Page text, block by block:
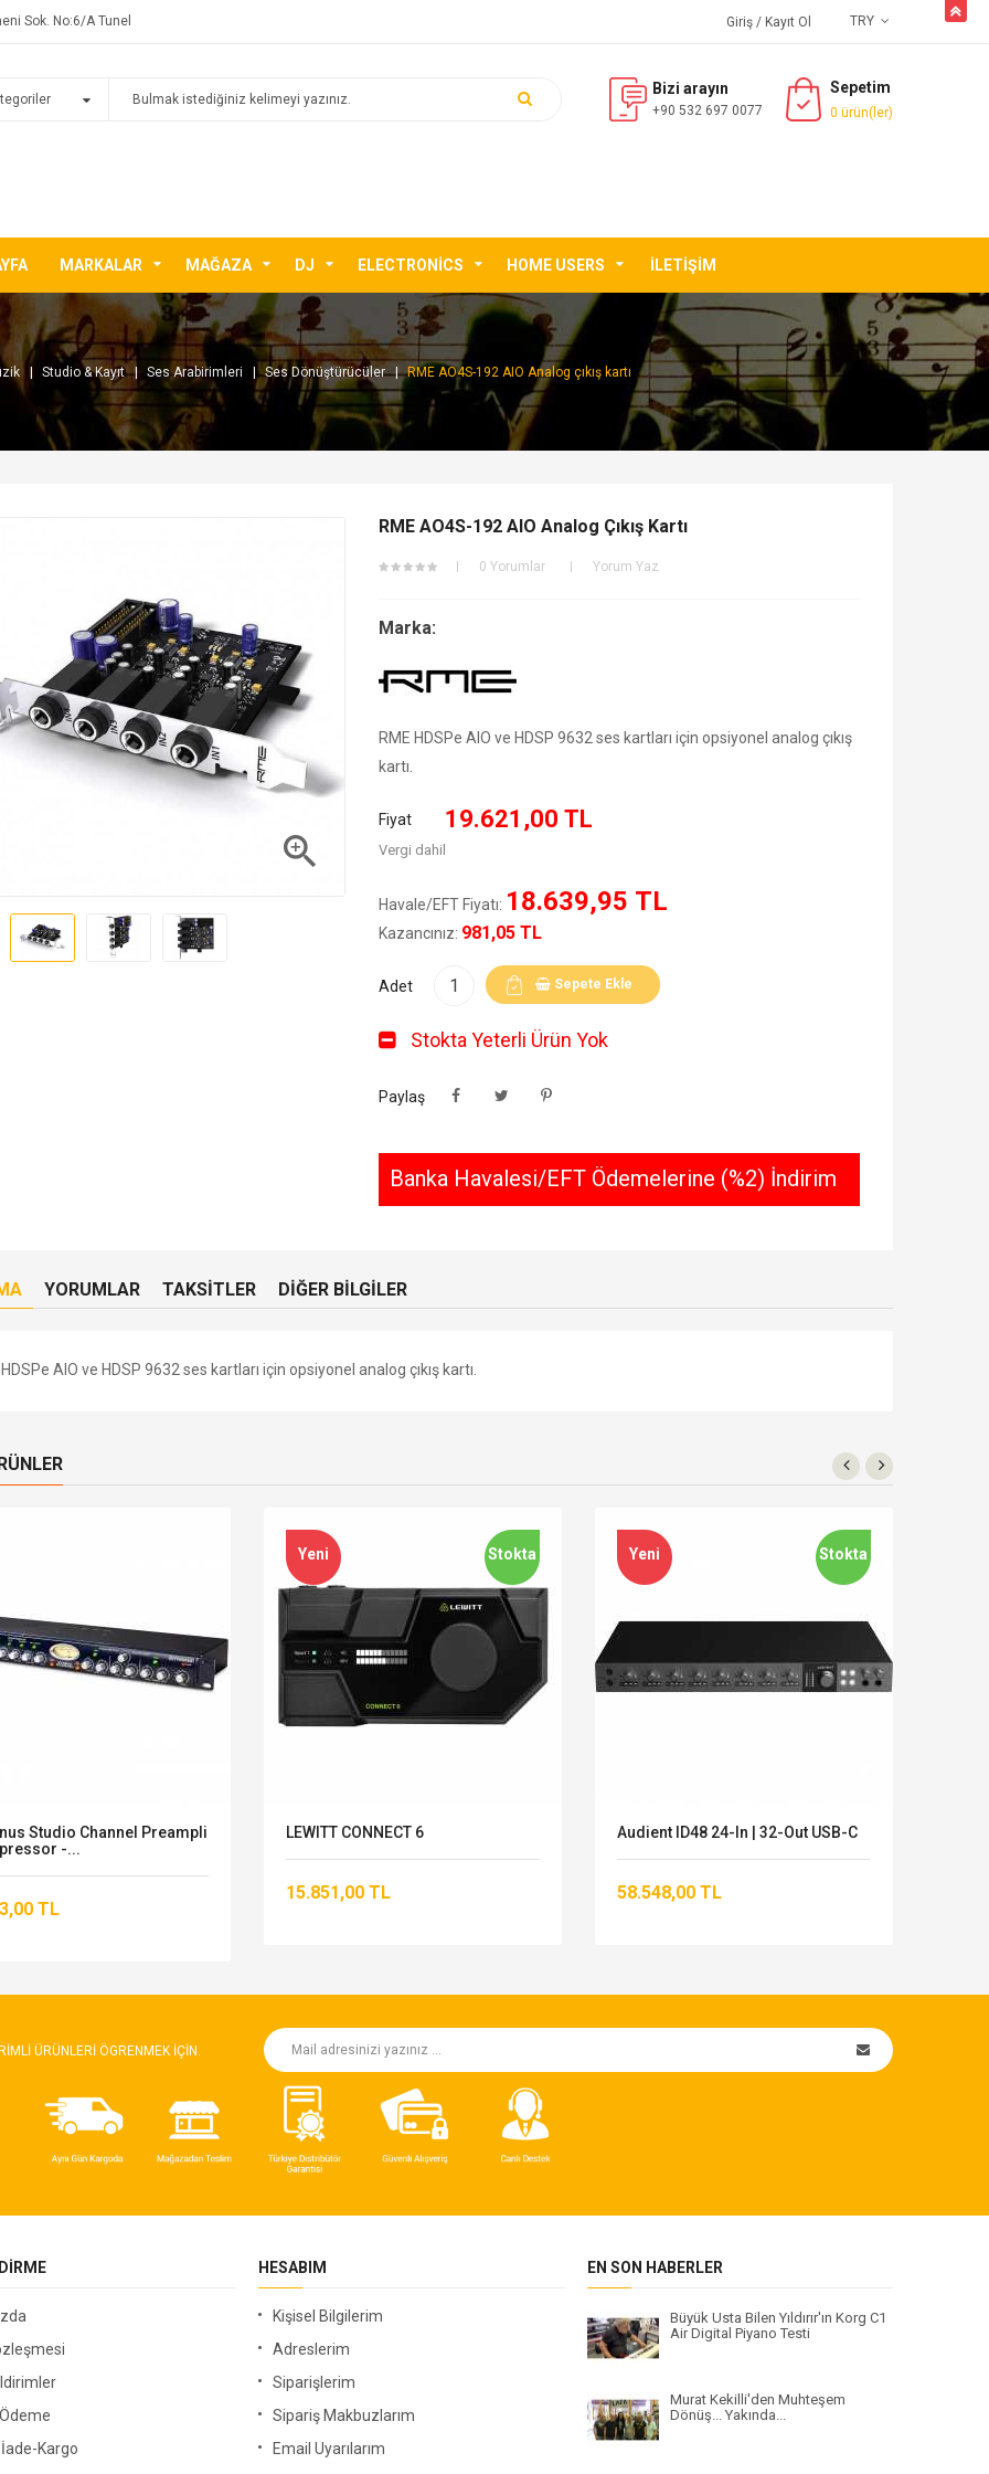
Sok. No:6/A Tunel TRY
Giriş / Kayıt Ol
Bizi arayın
+90 532 697 0077
Sepetim
0 ürün(ler)
MARKALAR MAĞAZA DJ ELECTRONICS HOME USERS İLETIŞIM
Studio & Kayıt Ses Arabirimleri Ses Dönüştürücüler RME AO4S-192 AIO Analog çıkış kartı

RME AO4S-192 AIO Analog Çıkış Kartı
0 Yorumlar Yorum Yaz
Marka:
RME HDSPe AIO ve HDSP 9632 ses kartları için opsiyonel analog çıkış
kartı.
Fiyat 19.621,00 TL
Vergi dahil
Havale/EFT Fiyatı: 18.639,95 TL
Kazancınız: 981,05 TL
Adet Sepete Ekle
Stokta Yeterli Ürün Yok
Paylaş
Banka Havalesi/EFT Ödemelerine (%2) İndirim
YORUMLAR TAKSITLER DIĞER BILGILER
AIO ve HDSP 9632 ses kartları için opsiyonel analog çıkış kartı.
Studio Channel Preampli
-...
TL
Stokta
Yeni
LEWITT CONNECT 6
15.851,00 TL
Stokta
Yeni
Audient ID48 24-In | 32-Out USB-C
58.548,00 TL
ÜRÜNLERI ÖGRENMEK IÇIN.
Kargo
HESABIM
Kişisel Bilgilerim
Adreslerim
Siparişlerim
Sipariş Makbuzlarım
Email Uyarılarım
EN SON HABERLER
Büyük Usta Bilen Yıldırır'ın Korg C1
Air Digital Piyano Testi
Murat Kekilli'den Muhteşem
Dönüş... Yakında...